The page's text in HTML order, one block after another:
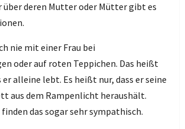
über deren Mutter oder Mütter gibt es
nie mit einer Frau bei
oder auf roten Teppichen. Das heißt
alleine lebt. Es heißt nur, dass er seine
aus dem Rampenlicht heraushält.
das sogar sehr sympathisch.